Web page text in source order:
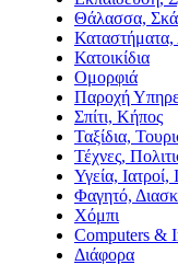
Θάλασσα,
Καταστήματα,
Κατοικίδια
Ομορφιά
Παροχή
Σπίτι, Κήπος
Ταξίδια,
Τέχνες,
Υγεία, Ιατροί,
Φαγητό,
Χόμπι
Computers &
Διάφορα